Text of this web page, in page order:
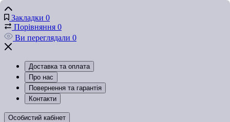
Закладки 0
Порівняння 0
Ви переглядали 0
Доставка та оплата
Про нас
Повернення та гарантія
Контакти
Особистий кабінет